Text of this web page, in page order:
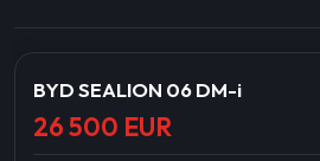
BYD SEALION 06 DM-i
26 500 EUR